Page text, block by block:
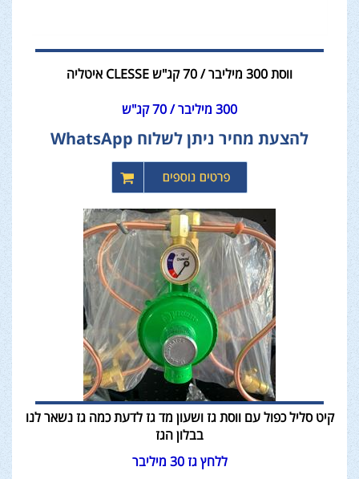
ווסת 300 מיליבר / 70 קג"ש CLESSE איטליה
300 מיליבר / 70 קג"ש
להצעת מחיר ניתן לשלוח WhatsApp
קיט סליל כפול עם ווסת גז ושעון מד גז לדעת כמה גז נשאר לנו
בבלון הגז
ללחץ גז 30 מיליבר